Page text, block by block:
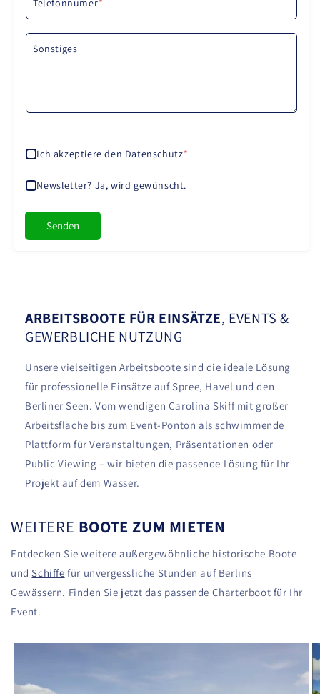
Telefonnumer*
Sonstiges
Ich akzeptiere den Datenschutz*
Newsletter? Ja, wird gewünscht.
Senden
ARBEITSBOOTE FÜR EINSÄTZE, EVENTS &
GEWERBLICHE NUTZUNG
Unsere vielseitigen Arbeitsboote sind die ideale Lösung
für professionelle Einsätze auf Spree, Havel und den
Berliner Seen. Vom wendigen Carolina Skiff mit großer
Arbeitsfläche bis zum Event-Ponton als schwimmende
Plattform für Veranstaltungen, Präsentationen oder
Public Viewing – wir bieten die passende Lösung für Ihr
Projekt auf dem Wasser.
WEITERE BOOTE ZUM MIETEN
Entdecken Sie weitere außergewöhnliche historische Boote
undSchiffe für unvergessliche Stunden auf Berlins
Gewässern. Finden Sie jetzt das passende Charterboot für Ihr
Event.